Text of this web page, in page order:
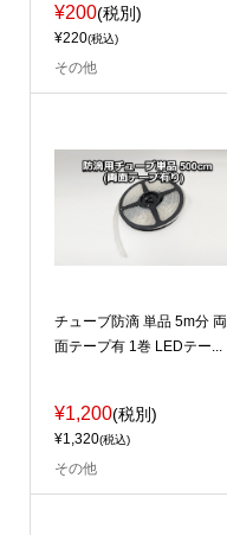
¥200(税別)
¥220(税込)
その他
チューブ防滴 単品 5m分 両
面テープ有 1巻 LEDテー...
¥1,200(税別)
¥1,320(税込)
その他